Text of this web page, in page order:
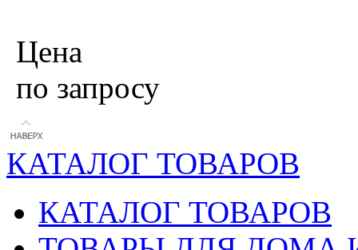
Цена
по запросу
КАТАЛОГ ТОВАРОВ
КАТАЛОГ ТОВАРОВ